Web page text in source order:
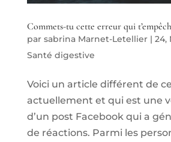
Commets-tu cette erreur qui
par sabrina Marnet-Letellier| 24,
Santé digestive
Voici un article différent de
actuellement et qui est une
d’un post Facebook qui a
de réactions. Parmi les